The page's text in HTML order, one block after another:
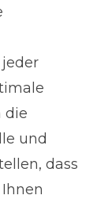
die
und
dass